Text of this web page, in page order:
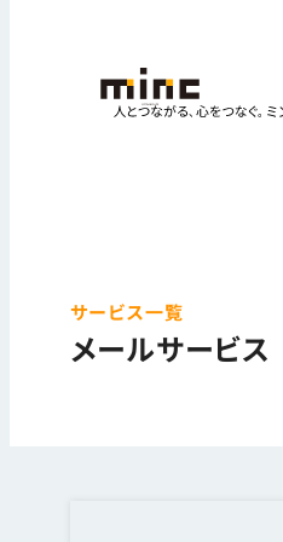
サービス一覧
メールサービス